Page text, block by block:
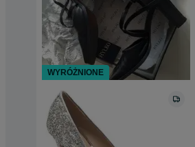
WYRÓŻNIONE